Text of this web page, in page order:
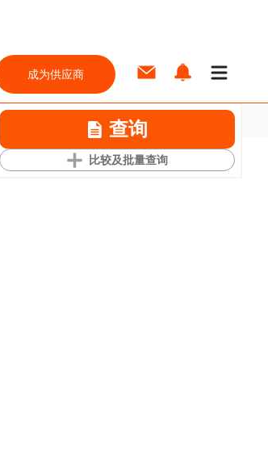
成为供应商
查询
比较及批量查询